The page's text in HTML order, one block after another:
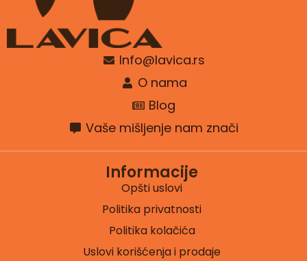
Info@lavica.rs
O nama
Blog
Vaše mišljenje nam znači
Informacije
Opšti uslovi
Politika privatnosti
Politika kolačića
Uslovi korišćenja i prodaje